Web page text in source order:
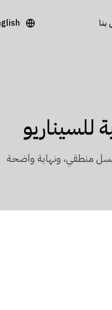
للسيناريو
منطقي، ونهاية واضحة